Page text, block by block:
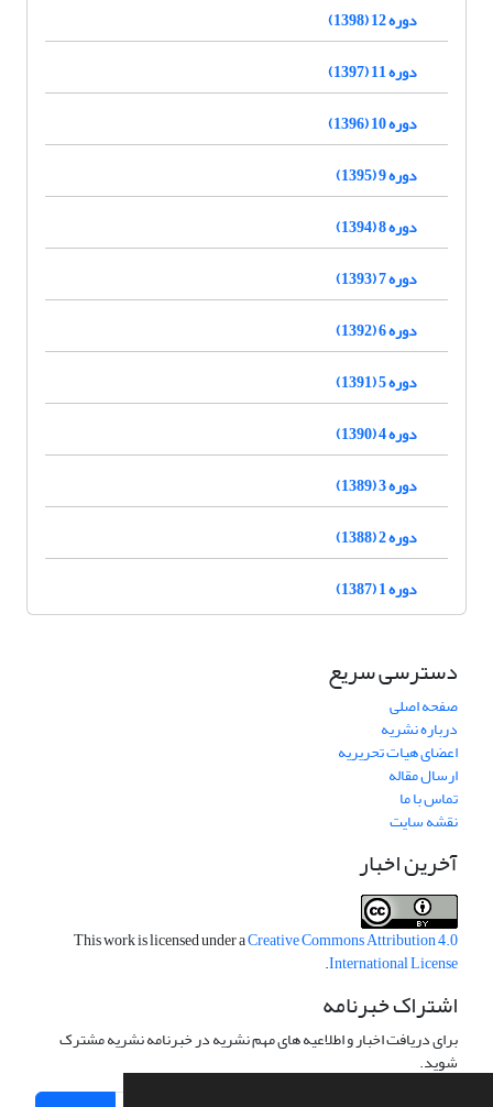
دوره 12 (1398)
دوره 11 (1397)
دوره 10 (1396)
دوره 9 (1395)
دوره 8 (1394)
دوره 7 (1393)
دوره 6 (1392)
دوره 5 (1391)
دوره 4 (1390)
دوره 3 (1389)
دوره 2 (1388)
دوره 1 (1387)
دسترسی سریع
صفحه اصلی
درباره نشریه
اعضای هیات تحریریه
ارسال مقاله
تماس با ما
نقشه سایت
آخرین اخبار
This work is licensed under aCreative Commons Attribution 4.0
International License
.
اشتراک خبرنامه
برای دریافت اخبار و اطلاعیه های مهم نشریه در خبرنامه نشریه مشترک
شوید.